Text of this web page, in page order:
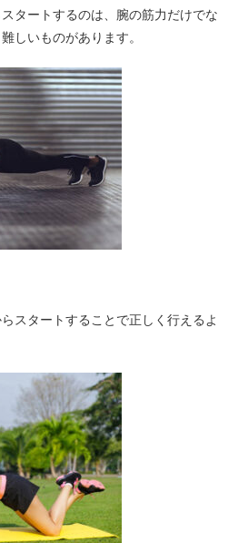
タートするのは、腕の筋力だけでな
しいものがあります。
スタートすることで正しく行えるよ